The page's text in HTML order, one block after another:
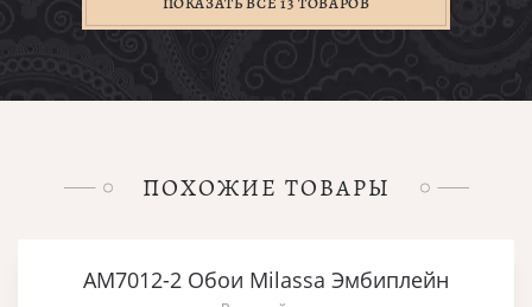
ПОХОЖИЕ ТОВАРЫ
AM7012-2 Обои Milassa Эмбиплейн